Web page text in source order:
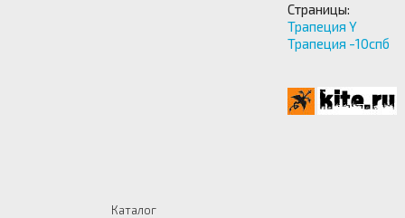
Страницы:
Трапеция Y
Трапеция -10спб
Каталог